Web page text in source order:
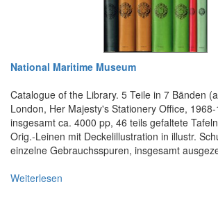
National Maritime Museum
Catalogue of the Library. 5 Teile in 7 Bänden
London, Her Majesty's Stationery Office,
insgesamt ca. 4000 pp, 46 teils gefaltete
Orig.-Leinen mit Deckelillustration in illustr.
einzelne Gebrauchsspuren, insgesamt
Weiterlesen